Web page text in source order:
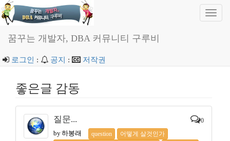
꿈꾸는 개발자, DBA 커뮤니티 구루비
로그인 : 공지 : 저작권
좋은글 감동
질문... 0
by 하봉래 question
어떻게 살것인가